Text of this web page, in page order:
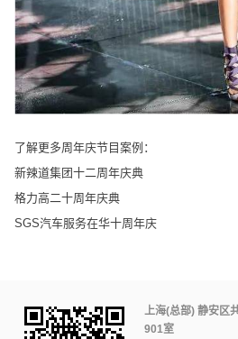
了解更多周年庆节目案例：
新辣道集团十二周年庆典
格力高二十周年庆典
SGS汽车服务在华十周年庆
上海(总部) 静安区
901室